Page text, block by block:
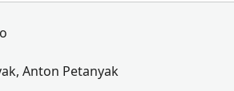
Anton Petanyak